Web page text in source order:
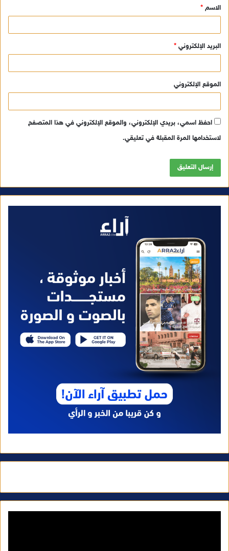
*
الاسم *
البريد الإلكتروني *
الموقع الإلكتروني
احفظ اسمي، بريدي الإلكتروني، والموقع الإلكتروني في هذا المتصفح
لاستخدامها المرة المقبلة في تعليقي.